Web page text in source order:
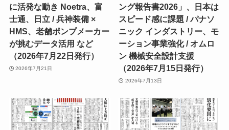
に活発な動き Noetra、富
士通、日立 / 兵神装備 ×
HMS、老舗ポンプメーカー
が挑むデータ活用 など
（2026年7月22日発行）
2026年7月21日
ング報告書2026」、日本は
スピード感に課題 / パナソ
ニック インダストリー、モ
ーション事業強化 / オムロ
ン 機械安全設計支援
（2026年7月15日発行）
2026年7月13日